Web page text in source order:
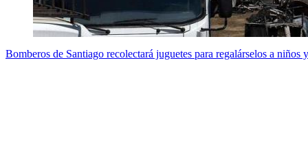
Bomberos de Santiago recolectará juguetes para regalárselos a